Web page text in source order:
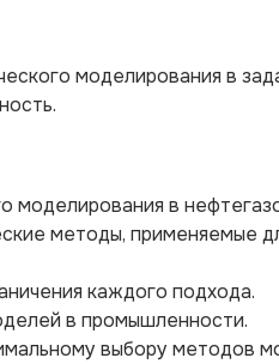
моделирования в
моделирования в
методы, применяемые
каждого подхода.
в промышленности.
выбору методов